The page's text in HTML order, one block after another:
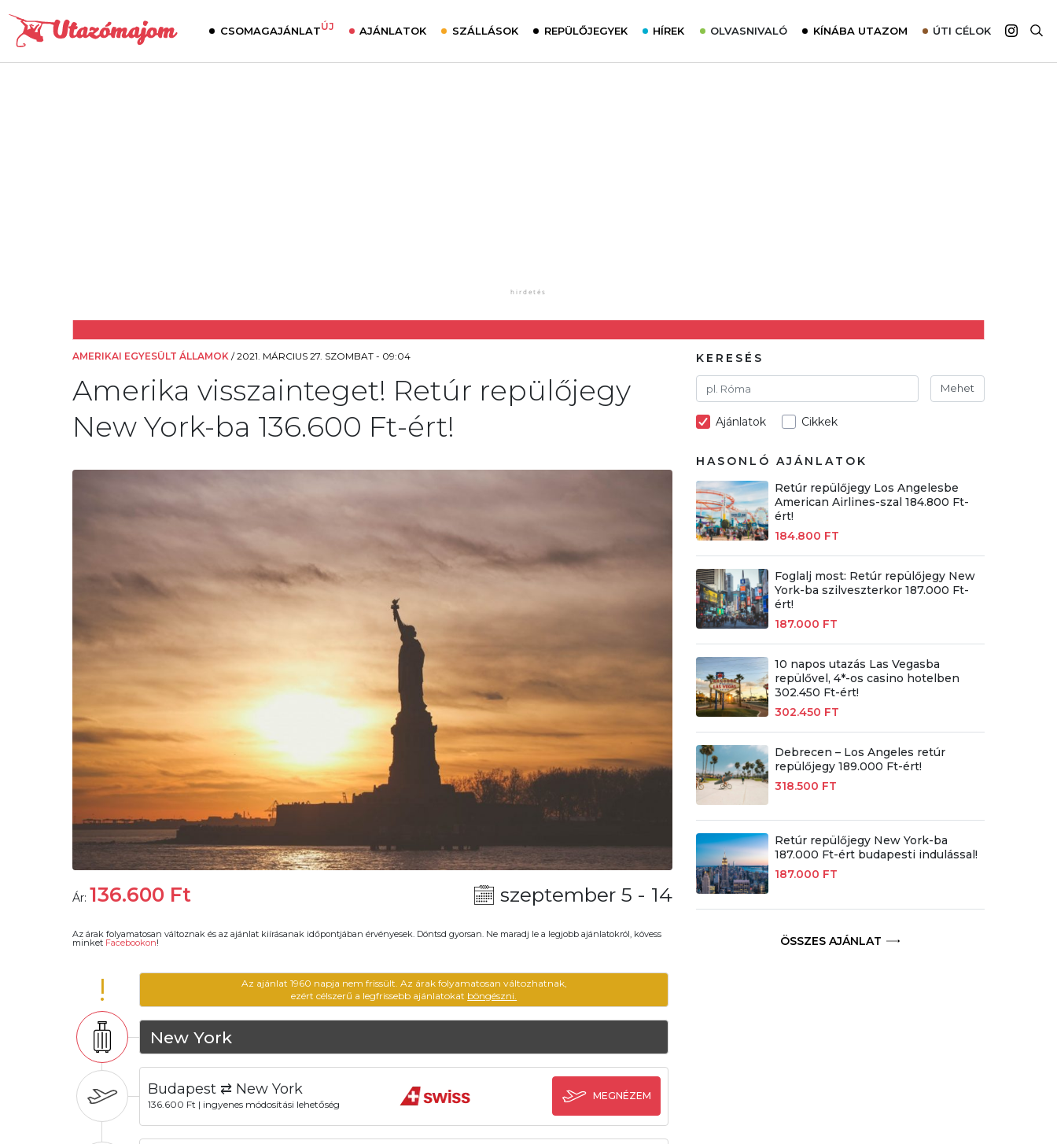
CSOMAGAJÁNLATÚJ AJÁNLATOK SZÁLLÁSOK REPÜLŐJEGYEK HÍREK OLVASNIVALÓ KÍNÁBA UTAZOM ÚTI CÉLOK
AMERIKAI EGYESÜLT ÁLLAMOK /2021. MÁRCIUS 27. SZOMBAT - 09:04
Amerika visszainteget! Retúr repülőjegy
New York-ba 136.600 Ft-ért!
Ár: 136.600 Ft szeptember 5 - 14
Az árak folyamatosan változnak és az ajánlat kiírásanak időpontjában érvényesek. Döntsd gyorsan. Ne maradj le a legjobb ajánlatokról, kövess
minket Facebookon!
!
Az ajánlat 1960 napja nem frissült. Az árak folyamatosan változhatnak,
ezért célszerű a legfrissebb ajánlatokat böngészni.
New York
Budapest ⇄ New York
136.600 Ft | ingyenes módosítási lehetőség
MEGNÉZEM
KERESÉS
Mehet
Ajánlatok Cikkek
HASONLÓ AJÁNLATOK
Retúr repülőjegy Los Angelesbe
American Airlines-szal 184.800 Ft-
ért!
184.800 FT
Foglalj most: Retúr repülőjegy New
York-ba szilveszterkor 187.000 Ft-
ért!
187.000 FT
10 napos utazás Las Vegasba
repülővel, 4*-os casino hotelben
302.450 Ft-ért!
302.450 FT
Debrecen – Los Angeles retúr
repülőjegy 189.000 Ft-ért!
318.500 FT
Retúr repülőjegy New York-ba
187.000 Ft-ért budapesti indulással!
187.000 FT
ÖSSZES AJÁNLAT